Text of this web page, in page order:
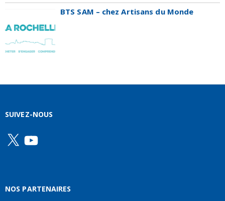
BTS SAM – chez Artisans du Monde
SUIVEZ-NOUS
X YouTube
NOS PARTENAIRES